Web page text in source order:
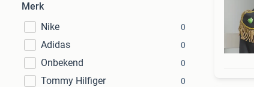
Merk
Nike
0
Adidas 0
Onbekend 0
Tommy Hilfiger 0